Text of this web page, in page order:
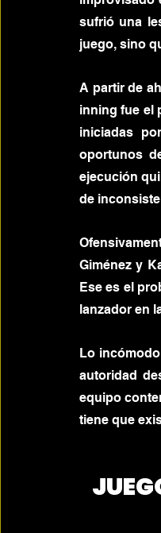
sufrió una
juego, sino
A partir de
inning fue el
iniciadas
oportunos
ejecución
de
Giménez y
Ese es el
lanzador en
Lo
autoridad
equipo
tiene que